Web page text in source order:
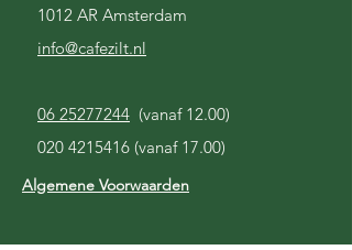
1012 AR Amsterdam
info@cafezilt.nl
06 25277244 (vanaf 12.00)
020 4215416 (vanaf 17.00)
Algemene Voorwaarden